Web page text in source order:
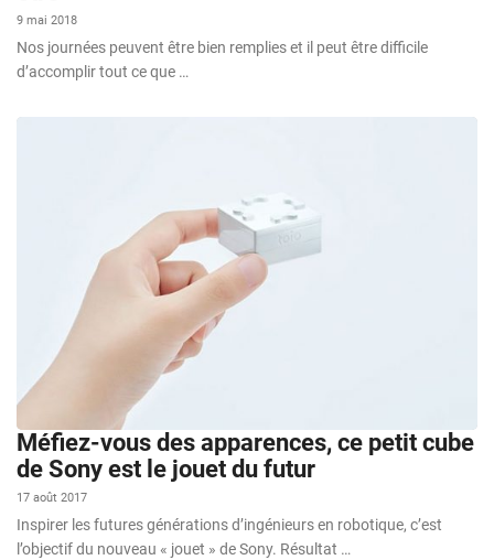
9 mai 2018
Nos journées peuvent être bien remplies et il peut être difficile
d’accomplir tout ce que …
Méfiez-vous des apparences, ce petit cube
de Sony est le jouet du futur
17 août 2017
Inspirer les futures générations d’ingénieurs en robotique, c’est
l’objectif du nouveau « jouet » de Sony. Résultat …